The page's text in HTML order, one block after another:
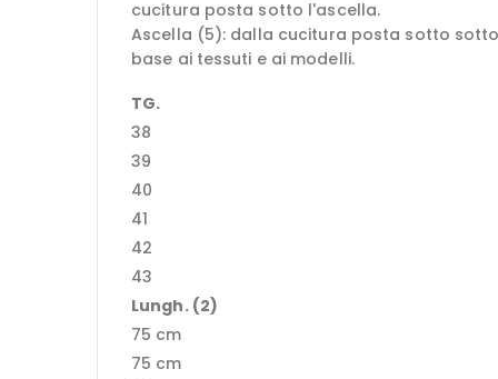
cucitura posta sotto l'ascella.
Ascella (5): dalla cucitura posta sotto
base ai tessuti e ai modelli.
TG.
38
39
40
41
42
43
Lungh. (2)
75 cm
75 cm